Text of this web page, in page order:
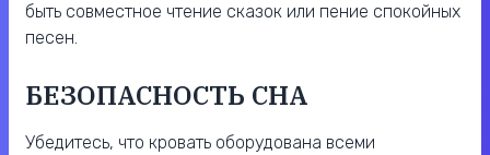
быть совместное чтение сказок или пение спокойных
песен.
БЕЗОПАСНОСТЬ СНА
Убедитесь, что кровать оборудована всеми